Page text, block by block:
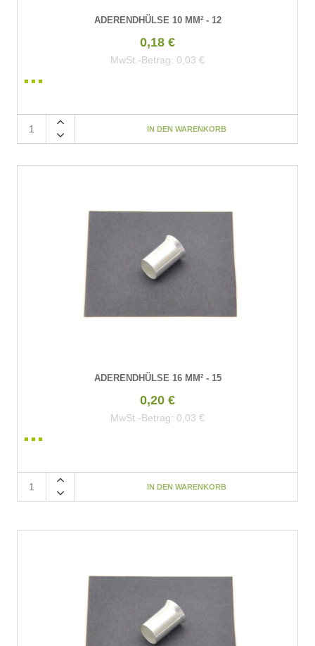
ADERENDHÜLSE 10 MM² - 12
0,18 €
MwSt.-Betrag: 0,03 €
ADERENDHÜLSE 16 MM² - 15
0,20 €
MwSt.-Betrag: 0,03 €